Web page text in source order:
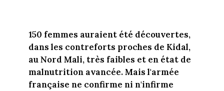
150 femmes auraient été découvertes,
dans les contreforts proches de Kidal,
au Nord Mali, très faibles et en état de
malnutrition avancée. Mais l'armée
française ne confirme ni n'infirme